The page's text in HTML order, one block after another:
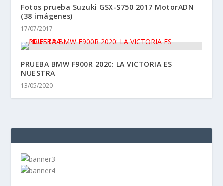
Fotos prueba Suzuki GSX-S750 2017 MotorADN
(38 imágenes)
17/07/2017
PRUEBA BMW F900R 2020: LA VICTORIA ES
NUESTRA
13/05/2020